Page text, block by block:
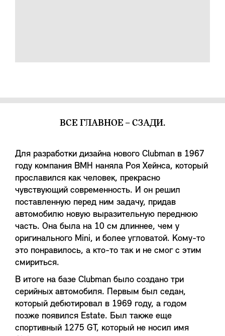
ВСЕ ГЛАВНОЕ – СЗАДИ.
Для разработки дизайна нового Clubman в 1967
году компания BMH наняла Роя Хейнса, который
прославился как человек, прекрасно
чувствующий современность. И он решил
поставленную перед ним задачу, придав
автомобилю новую выразительную переднюю
часть. Она была на 10 см длиннее, чем у
оригинального Mini, и более угловатой. Кому-то
это понравилось, а кто-то так и не смог с этим
смириться.
В итоге на базе Clubman было создано три
серийных автомобиля. Первым был седан,
который дебютировал в 1969 году, а годом
позже появился Estate. Был также еще
спортивный 1275 GT, который не носил имя